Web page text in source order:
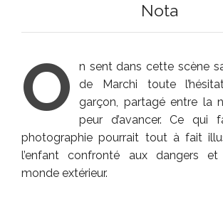
Nota
O
n sent dans cette scène
de Marchi toute
garçon, partagé entre la
peur d’avancer. Ce qui
photographie pourrait tout à fait
l’enfant confronté aux dangers
monde extérieur.